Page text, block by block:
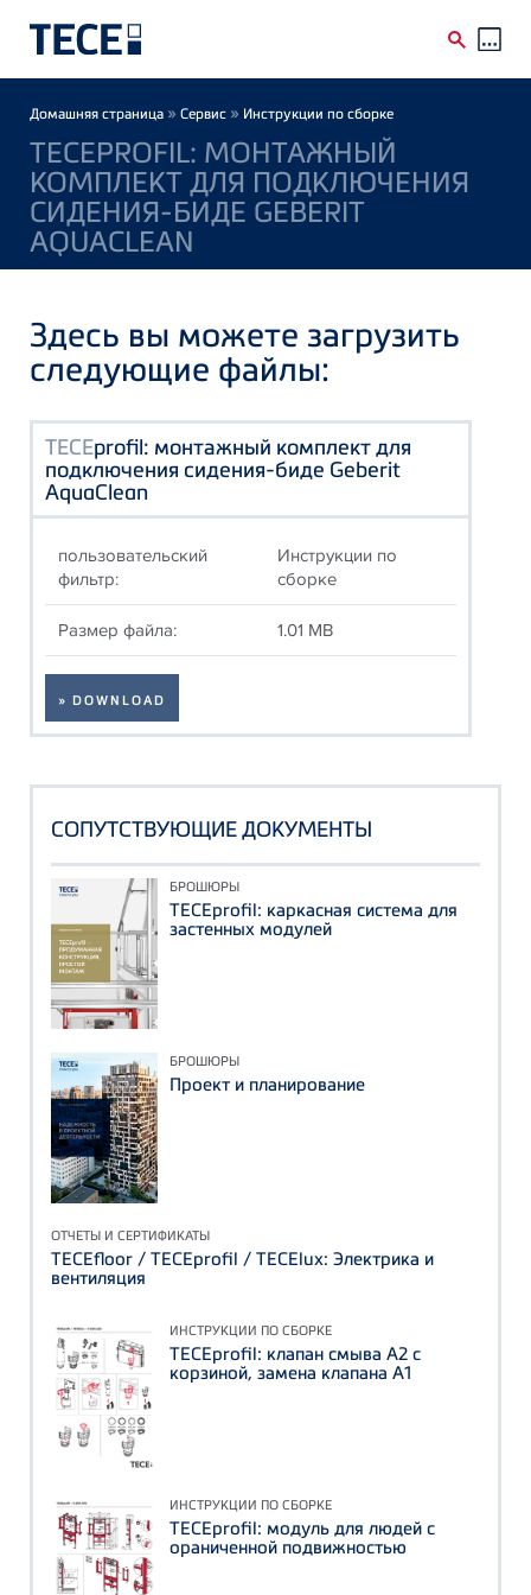
Breadcrumb
Домашняя страница » Сервис » Инструкции по сборке
TECEPROFIL: МОНТАЖНЫЙ
КОМПЛЕКТ ДЛЯ ПОДКЛЮЧЕНИЯ
СИДЕНИЯ-БИДЕ GEBERIT
AQUACLEAN
Здесь вы можете загрузить
следующие файлы:
TECEprofil: монтажный комплект для
подключения сидения-биде Geberit
AquaClean
пользовательский
фильтр:
Инструкции по
сборке
Размер файла: 1.01 MB
» DOWNLOAD
СОПУТСТВУЮЩИЕ ДОКУМЕНТЫ
БРОШЮРЫ
TECEprofil: каркасная система для
застенных модулей
БРОШЮРЫ
Проект и планирование
ОТЧЕТЫ И СЕРТИФИКАТЫ
TECEfloor / TECEprofil / TECElux: Электрика и
вентиляция
ИНСТРУКЦИИ ПО СБОРКЕ
TECEprofil: клапан смыва А2 с
корзиной, замена клапана А1
ИНСТРУКЦИИ ПО СБОРКЕ
TECEprofil: модуль для людей с
ораниченной подвижностью